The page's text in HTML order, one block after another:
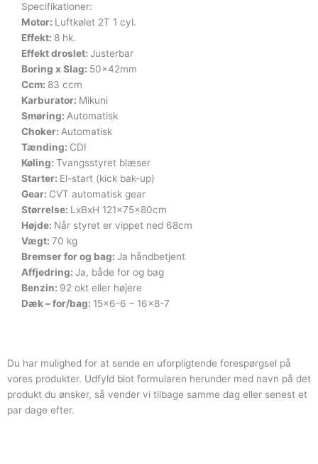
Specifikationer:
Motor: Luftkølet 2T 1 cyl.
Effekt: 8 hk.
Effekt droslet: Justerbar
Boring x Slag: 50x42mm
Ccm: 83 ccm
Karburator: Mikuni
Smøring: Automatisk
Choker: Automatisk
Tænding: CDI
Køling: Tvangsstyret blæser
Starter: El-start (kick bak-up)
Gear: CVT automatisk gear
Størrelse: LxBxH 121x75x80cm
Højde: Når styret er vippet ned 68cm
Vægt: 70 kg
Bremser for og bag: Ja håndbetjent
Affjedring: Ja, både for og bag
Benzin: 92 okt eller højere
Dæk – for/bag: 15×6-6 – 16×8-7
Du har mulighed for at sende en uforpligtende forespørgsel på
vores produkter. Udfyld blot formularen herunder med navn på det
produkt du ønsker, så vender vi tilbage samme dag eller senest et
par dage efter.